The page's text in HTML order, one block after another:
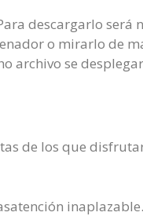
descargarlo será
o mirarlo de
archivo se
de los que
inaplazable.